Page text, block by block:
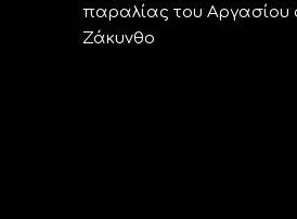
παραλίας του Αργασίου
Ζάκυνθο